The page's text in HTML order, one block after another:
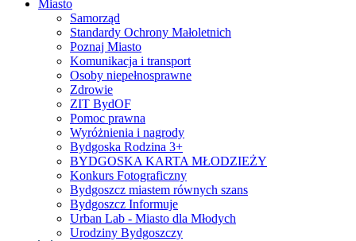
Miasto
Samorząd
Standardy Ochrony Małoletnich
Poznaj Miasto
Komunikacja i transport
Osoby niepełnosprawne
Zdrowie
ZIT BydOF
Pomoc prawna
Wyróżnienia i nagrody
Bydgoska Rodzina 3+
BYDGOSKA KARTA MŁODZIEŻY
Konkurs Fotograficzny
Bydgoszcz miastem równych szans
Bydgoszcz Informuje
Urban Lab - Miasto dla Młodych
Urodziny Bydgoszczy